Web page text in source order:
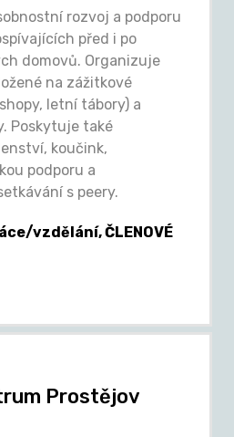
rozvoj a podporu
před i po
domovů. Organizuje
na zážitkové
letní tábory) a
Poskytuje také
koučink,
podporu a
s peery.
vzdělání, ČLENOVÉ
Prostějov